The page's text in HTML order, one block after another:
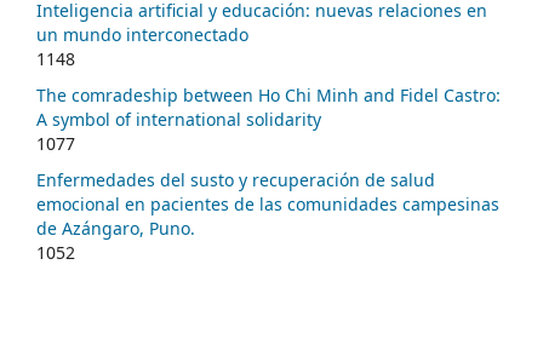
Inteligencia artificial y educación: nuevas relaciones en
un mundo interconectado
1148
The comradeship between Ho Chi Minh and Fidel Castro:
A symbol of international solidarity
1077
Enfermedades del susto y recuperación de salud
emocional en pacientes de las comunidades campesinas
de Azángaro, Puno.
1052